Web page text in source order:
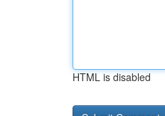
HTML is disabled